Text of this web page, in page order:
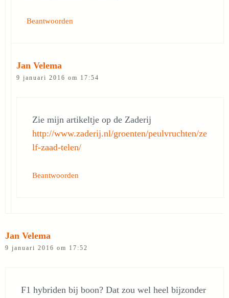
Beantwoorden
Jan Velema
9 januari 2016 om 17:54
Zie mijn artikeltje op de Zaderij
http://www.zaderij.nl/groenten/peulvruchten/ze
lf-zaad-telen/
Beantwoorden
Jan Velema
9 januari 2016 om 17:52
F1 hybriden bij boon? Dat zou wel heel bijzonder